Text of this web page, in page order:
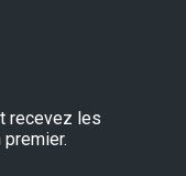
recevez les